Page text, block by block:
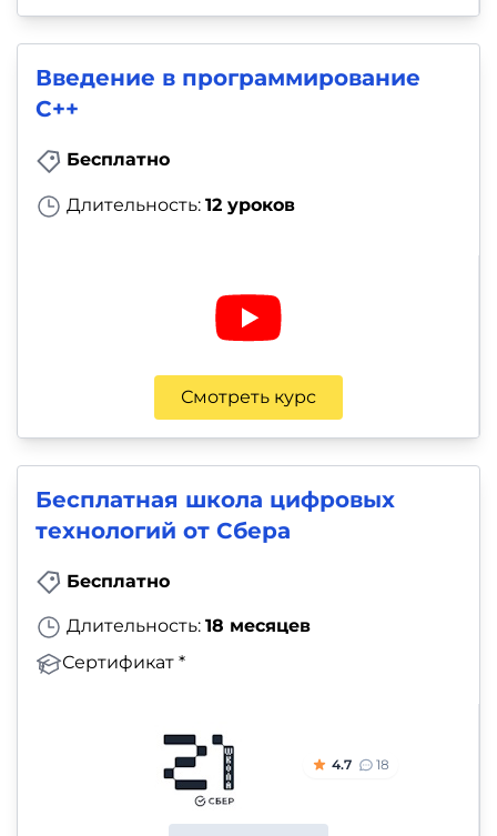
Введение в программирование
С++
Бесплатно
Длительность: 12 уроков
Смотреть курс
Бесплатная школа цифровых
технологий от Сбера
Бесплатно
Длительность: 18 месяцев
Сертификат *
4.7 18